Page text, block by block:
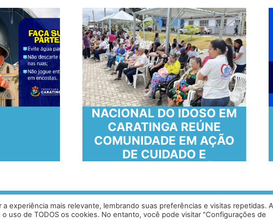
COMEMORAÇÃO AO DIA
NACIONAL DO IDOSO EM
CARATINGA REÚNE
COMUNIDADE EM AÇÃO
DE CUIDADO E
1950 - Zacarias, Caratinga - MG - 35302-403 /
experiência mais relevante, lembrando suas preferências e visitas repetidas.
uso de TODOS os cookies. No entanto, você pode visitar "Configurações de